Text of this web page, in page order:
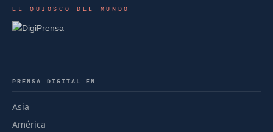
EL QUIOSCO DEL MUNDO
PRENSA DIGITAL EN
Asia
América